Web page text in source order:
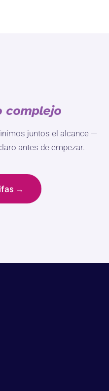
complejo
juntos el alcance —
antes de empezar.
→